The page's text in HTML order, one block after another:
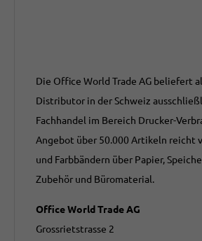
Die Office World Trade AG beliefert
Distributor in der Schweiz
Fachhandel im Bereich Drucker-
Angebot über 50.000 Artikeln reicht
und Farbbändern über Papier,
Zubehör und Büromaterial.
Office World Trade AG
Grossrietstrasse 2